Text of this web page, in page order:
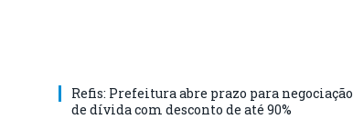
Refis: Prefeitura abre prazo para negociação
de dívida com desconto de até 90%